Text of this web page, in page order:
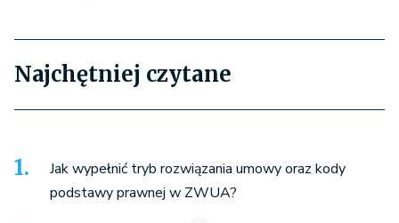
Najchętniej czytane
Jak wypełnić tryb rozwiązania umowy oraz kody
podstawy prawnej w ZWUA?